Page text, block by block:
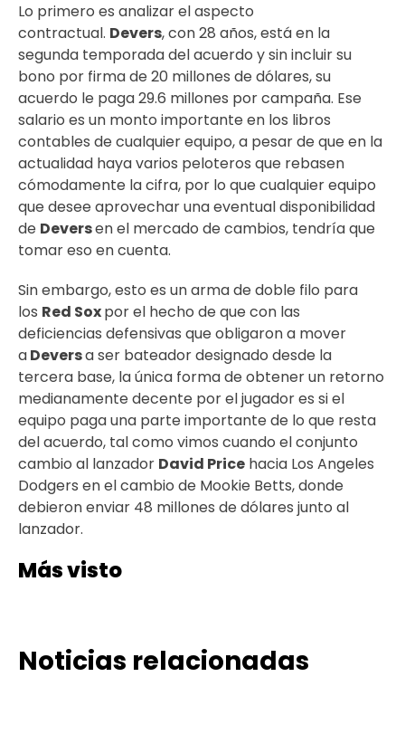
Lo primero es analizar el aspecto
contractual. Devers, con 28 años, está en la
segunda temporada del acuerdo y sin incluir su
bono por firma de 20 millones de dólares, su
acuerdo le paga 29.6 millones por campaña. Ese
salario es un monto importante en los libros
contables de cualquier equipo, a pesar de que en la
actualidad haya varios peloteros que rebasen
cómodamente la cifra, por lo que cualquier equipo
que desee aprovechar una eventual disponibilidad
de Deversen el mercado de cambios, tendría que
tomar eso en cuenta.
Sin embargo, esto es un arma de doble filo para
los Red Soxpor el hecho de que con las
deficiencias defensivas que obligaron a mover
aDeversa ser bateador designado desde la
tercera base, la única forma de obtener un retorno
medianamente decente por el jugador es si el
equipo paga una parte importante de lo que resta
del acuerdo, tal como vimos cuando el conjunto
cambio al lanzador David Price hacia Los Angeles
Dodgers en el cambio de Mookie Betts, donde
debieron enviar 48 millones de dólares junto al
lanzador.
Más visto
Noticias relacionadas